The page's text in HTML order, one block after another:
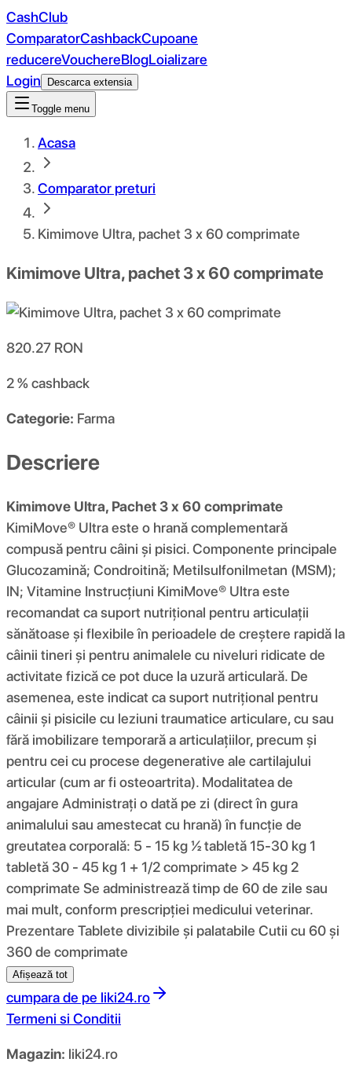
CashClub
ComparatorCashbackCupoane
reducereVouchereBlogLoializare
Login
Descarca extensia
Toggle menu
Acasa
Comparator preturi
Kimimove Ultra, pachet 3 x 60 comprimate
Kimimove Ultra, pachet 3 x 60 comprimate
820.27 RON
2 %cashback
Categorie: Farma
Descriere
Kimimove Ultra, Pachet 3 x 60 comprimate
KimiMove® Ultra este o hrană complementară
compusă pentru câini și pisici. Componente principale
Glucozamină; Condroitină; Metilsulfonilmetan (MSM);
IN; Vitamine Instrucţiuni KimiMove® Ultra este
recomandat ca suport nutrițional pentru articulații
sănătoase și flexibile în perioadele de creștere rapidă la
câinii tineri și pentru animalele cu niveluri ridicate de
activitate fizică ce pot duce la uzură articulară. De
asemenea, este indicat ca suport nutrițional pentru
câinii și pisicile cu leziuni traumatice articulare, cu sau
fără imobilizare temporară a articulațiilor, precum și
pentru cei cu procese degenerative ale cartilajului
articular (cum ar fi osteoartrita). Modalitatea de
angajare Administrați o dată pe zi (direct în gura
animalului sau amestecat cu hrană) în funcție de
greutatea corporală: 5 - 15 kg ½ tabletă 15-30 kg 1
tabletă 30 - 45 kg 1 + 1/2 comprimate > 45 kg 2
comprimate Se administrează timp de 60 de zile sau
mai mult, conform prescripției medicului veterinar.
Prezentare Tablete divizibile și palatabile Cutii cu 60 și
360 de comprimate
Afișează tot
cumpara de pe liki24.ro
Termeni si Conditii
Magazin: liki24.ro